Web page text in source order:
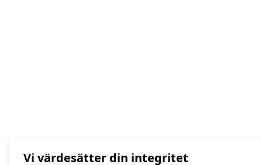
Vi värdesätter din integritet